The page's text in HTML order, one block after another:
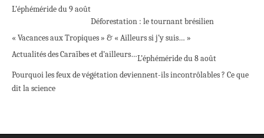
L’éphéméride du 9 août
Déforestation : le tournant brésilien
« Vacances aux Tropiques » & « Ailleurs si j’y suis… »
Actualités des Caraïbes et d’ailleurs…L’éphéméride du 8 août
Pourquoi les feux de végétation deviennent-ils incontrôlables ? Ce que
dit la science